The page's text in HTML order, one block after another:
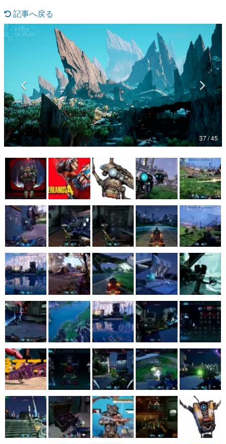
なんでゲームは面白い？
ゲーム開発者・hamatsu氏がゲームの魅力を画面や操作の
具体的な形から解き明かしていく、硬派で骨太な評論連載
です。
ゲームが変えた日本語
「経験値」「裏技」「ラスボス」… ゲームにまつわる言葉
の起源や用法の変遷を、コンピューター文化史研究家・タ
イニーP氏が徹底調査。
カテゴリ
特集記事
マンガ
女性向け
アプリレビュー
その他
電ファミニコゲーマーとは？
運営：株式会社マレ
記事へ戻る
37 / 45